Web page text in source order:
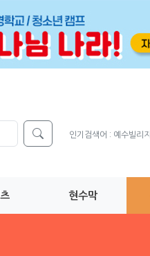
인기검색어 : 예수빌리지
현수막